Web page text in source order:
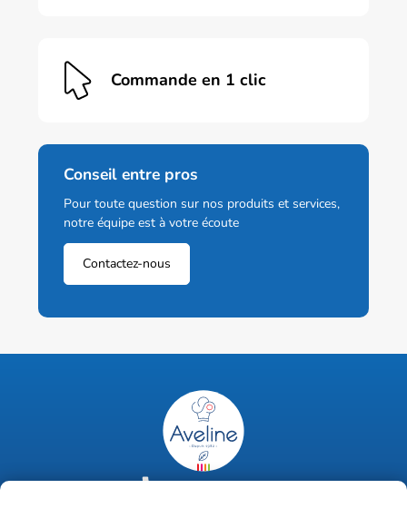
Commande en 1 clic
Conseil entre pros
Pour toute question sur nos produits et services,
notre équipe est à votre écoute
Contactez-nous
02 47 63 18 92